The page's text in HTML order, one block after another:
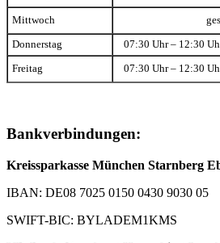
Mittwoch
Donnerstag 07:30 Uhr – 12:30
Freitag 07:30 Uhr – 12:30
Bankverbindungen:
Kreissparkasse München Starnberg
IBAN: DE08 7025 0150 0430 9030 05
SWIFT-BIC: BYLADEM1KMS